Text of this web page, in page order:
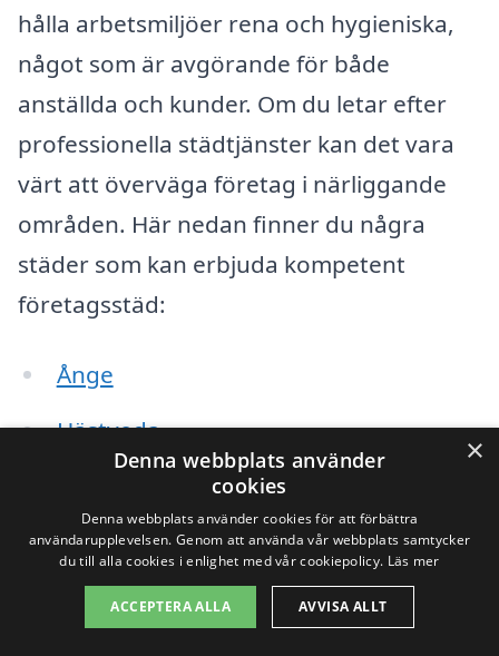
hålla arbetsmiljöer rena och hygieniska,
något som är avgörande för både
anställda och kunder. Om du letar efter
professionella städtjänster kan det vara
värt att överväga företag i närliggande
områden. Här nedan finner du några
städer som kan erbjuda kompetent
företagsstäd:
Ånge
Hästveda
Bredbyn
Långsele
×
Denna webbplats använder
cookies
Denna webbplats använder cookies för att förbättra
användarupplevelsen. Genom att använda vår webbplats samtycker
du till alla cookies i enlighet med vår cookiepolicy. Läs mer
ACCEPTERA ALLA AVVISA ALLT